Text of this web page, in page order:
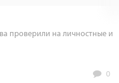
проверили на личностные и
0